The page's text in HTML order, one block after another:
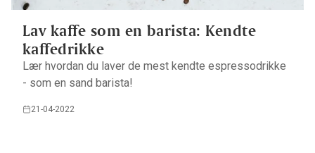
Lav kaffe som en barista: Kendte
kaffedrikke
Lær hvordan du laver de mest kendte espressodrikke
- som en sand barista!
21-04-2022